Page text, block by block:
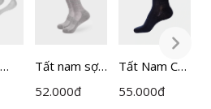
Tất nam sợi
đệm xù
52.000đ
Tất Nam Cổ
Trung
55.000đ